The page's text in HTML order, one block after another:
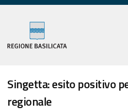
Singetta: esito positivo
regionale